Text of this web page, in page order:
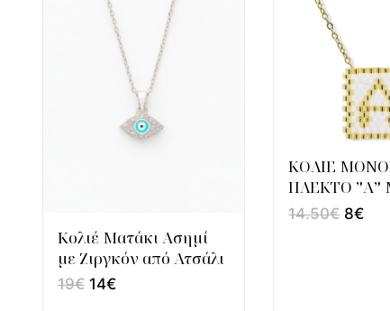
Κολιέ Ματάκι Ασημί
με Ζιργκόν από Ατσάλι
19€ 14€
ΚΟΛΙΕ
ΠΛΕΚΤΟ ”Α”
14.50€ 8€